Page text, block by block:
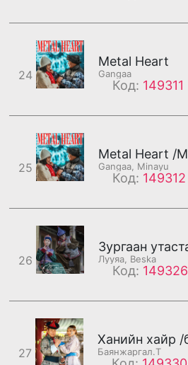
24
Metal Heart
Gangaa
Код: 149311
25 Gangaa, Minayu
Код: 149312
26 Лууяа, Beska
Код: 149326
27 Баянжаргал.Т